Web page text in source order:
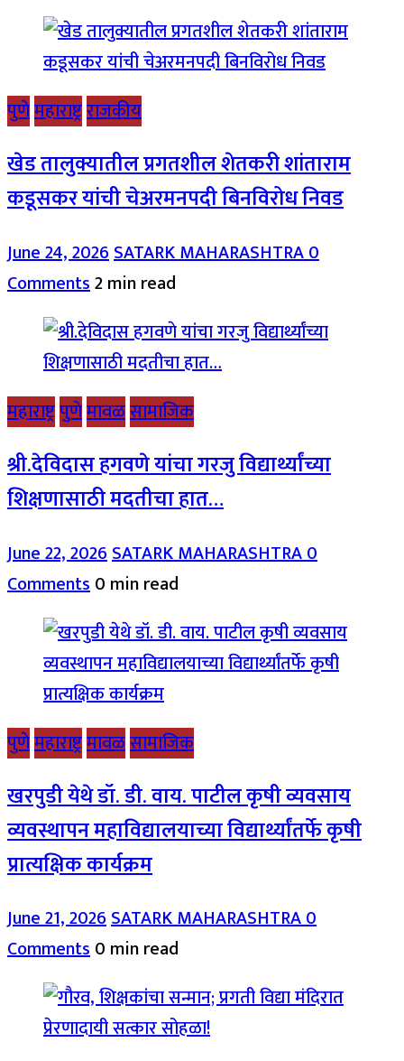
पुणेमहाराष्ट्रराजकीय
खेड तालुक्यातील प्रगतशील शेतकरी शांताराम
कडूसकर यांची चेअरमनपदी बिनविरोध निवड
June 24, 2026SATARK MAHARASHTRA0
Comments2 min read
महाराष्ट्रपुणेमावळसामाजिक
श्री.देविदास हगवणे यांचा गरजु विद्यार्थ्यांच्या
शिक्षणासाठी मदतीचा हात…
June 22, 2026SATARK MAHARASHTRA0
Comments0 min read
पुणेमहाराष्ट्रमावळसामाजिक
खरपुडी येथे डॉ. डी. वाय. पाटील कृषी व्यवसाय
व्यवस्थापन महाविद्यालयाच्या विद्यार्थ्यांतर्फे कृषी
प्रात्यक्षिक कार्यक्रम
June 21, 2026SATARK MAHARASHTRA0
Comments0 min read